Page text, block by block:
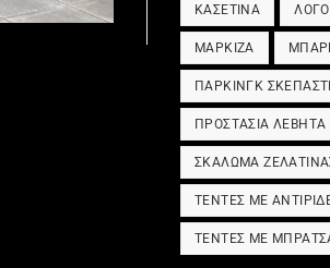
ΚΑΣΕΤΊΝΑ
ΜΑΡΚΊΖΑ
ΠΆΡΚΙΝΓΚ
ΠΡΟΣΤΑΣΊΑ ΛΈΒΗΤΑ
ΣΚΆΛΩΜΑ
ΤΈΝΤΕΣ ΜΕ
ΤΈΝΤΕΣ ΜΕ